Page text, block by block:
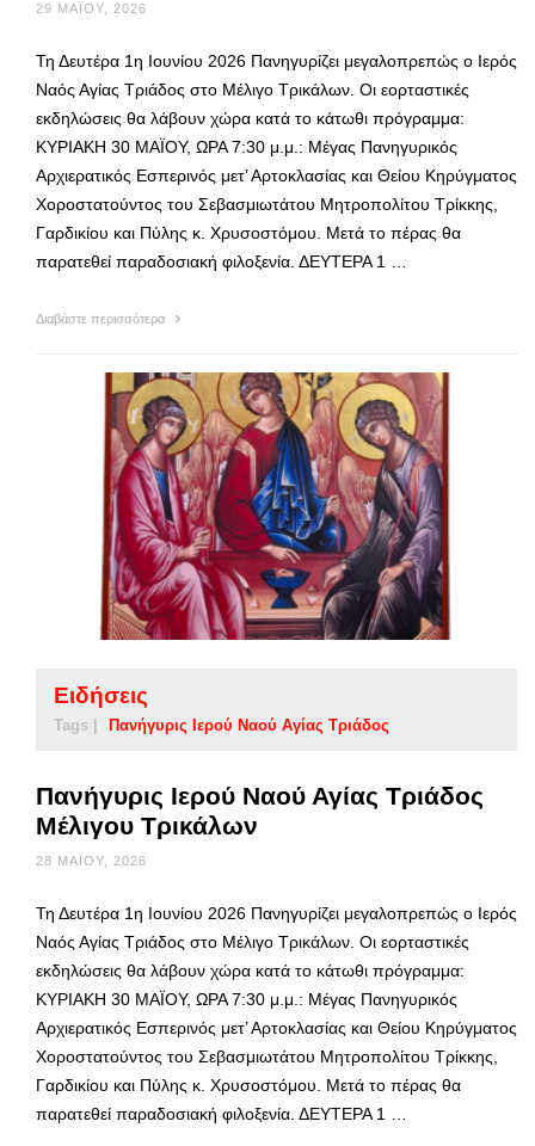
29 ΜΑΪ́ΟΥ, 2026
Τη Δευτέρα 1η Ιουνίου 2026 Πανηγυρίζει μεγαλοπρεπώς ο Ιερός
Ναός Αγίας Τριάδος στο Μέλιγο Τρικάλων. Οι εορταστικές
εκδηλώσεις θα λάβουν χώρα κατά το κάτωθι πρόγραμμα:
ΚΥΡΙΑΚΗ 30 ΜΑΪΟΥ, ΩΡΑ 7:30 μ.μ.: Μέγας Πανηγυρικός
Αρχιερατικός Εσπερινός μετ’ Αρτοκλασίας και Θείου Κηρύγματος
Χοροστατούντος του Σεβασμιωτάτου Μητροπολίτου Τρίκκης,
Γαρδικίου και Πύλης κ. Χρυσοστόμου. Μετά το πέρας θα
παρατεθεί παραδοσιακή φιλοξενία. ΔΕΥΤΕΡΑ 1 …
Διαβάστε περισσότερα
Ειδήσεις
Tags | Πανήγυρις Ιερού Ναού Αγίας Τριάδος
Πανήγυρις Ιερού Ναού Αγίας Τριάδος
Μέλιγου Τρικάλων
28 ΜΑΪ́ΟΥ, 2026
Τη Δευτέρα 1η Ιουνίου 2026 Πανηγυρίζει μεγαλοπρεπώς ο Ιερός
Ναός Αγίας Τριάδος στο Μέλιγο Τρικάλων. Οι εορταστικές
εκδηλώσεις θα λάβουν χώρα κατά το κάτωθι πρόγραμμα:
ΚΥΡΙΑΚΗ 30 ΜΑΪΟΥ, ΩΡΑ 7:30 μ.μ.: Μέγας Πανηγυρικός
Αρχιερατικός Εσπερινός μετ’ Αρτοκλασίας και Θείου Κηρύγματος
Χοροστατούντος του Σεβασμιωτάτου Μητροπολίτου Τρίκκης,
Γαρδικίου και Πύλης κ. Χρυσοστόμου. Μετά το πέρας θα
παρατεθεί παραδοσιακή φιλοξενία. ΔΕΥΤΕΡΑ 1 …